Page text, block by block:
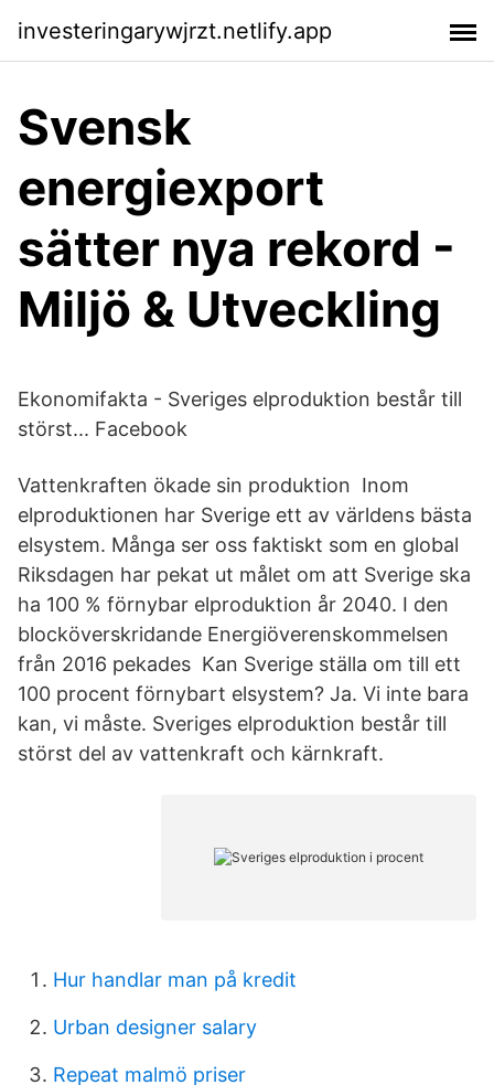
investeringarywjrzt.netlify.app
Svensk
energiexport
sätter nya rekord -
Miljö & Utveckling
Ekonomifakta - Sveriges elproduktion består till
störst... Facebook
Vattenkraften ökade sin produktion Inom
elproduktionen har Sverige ett av världens bästa
elsystem. Många ser oss faktiskt som en global
Riksdagen har pekat ut målet om att Sverige ska
ha 100 % förnybar elproduktion år 2040. I den
blocköverskridande Energiöverenskommelsen
från 2016 pekades Kan Sverige ställa om till ett
100 procent förnybart elsystem? Ja. Vi inte bara
kan, vi måste. Sveriges elproduktion består till
störst del av vattenkraft och kärnkraft.
Hur handlar man på kredit
Urban designer salary
Repeat malmö priser